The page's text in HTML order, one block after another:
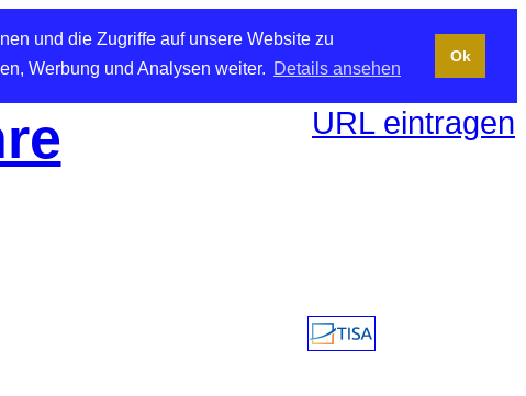
und die Zugriffe auf unsere Website zu
Werbung und Analysen weiter. Details ansehen
Ok
URL eintragen